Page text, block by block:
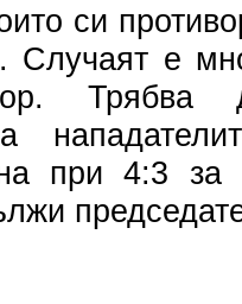
си
Случаят е
Трябва
при 4:3 за